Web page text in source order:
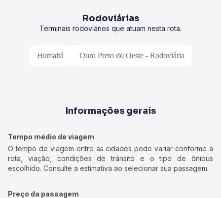
Rodoviárias
Terminais rodoviários que atuam nesta rota.
Humaitá Ouro Preto do Oeste - Rodoviária
Informações gerais
Tempo médio de viagem
O tempo de viagem entre as cidades pode variar conforme a
rota, viação, condições de trânsito e o tipo de ônibus
escolhido. Consulte a estimativa ao selecionar sua passagem.
Preço da passagem